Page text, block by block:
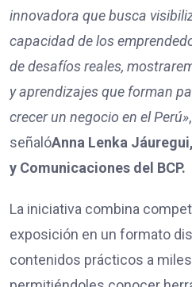
innovadora que busca
capacidad de los
de desafíos reales,
y aprendizajes que forman
crecer un negocio en el Perú»,
señalóAnna Lenka
y Comunicaciones del BCP.
La iniciativa combina
exposición en un formato
contenidos prácticos a